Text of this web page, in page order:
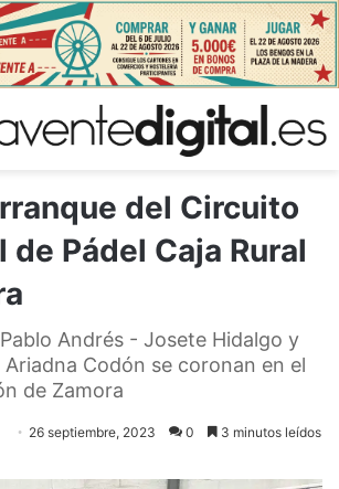
del Circuito
de Pádel Caja Rural
Andrés - Josete Hidalgo y
Codón se coronan en el
de Zamora
26 septiembre, 2023 0 3 minutos leídos